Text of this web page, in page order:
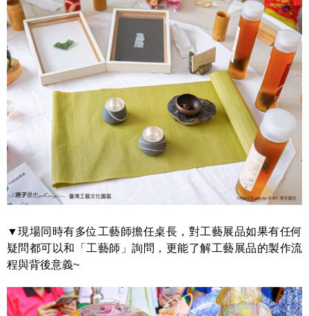
▼現場同時有多位工藝師擔任桌長，對工藝展品如果有任何
疑問都可以和「工藝師」詢問，更能了解工藝展品的製作流
程與背後意義~